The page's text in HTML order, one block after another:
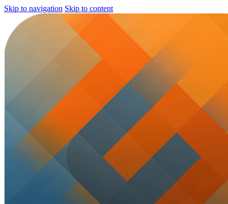
Skip to navigation Skip to content